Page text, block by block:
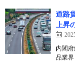
道路
上昇
内閣
品業